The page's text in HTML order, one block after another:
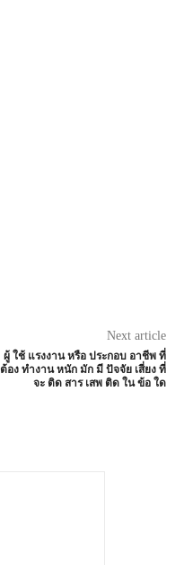
Next article
ผู้ ใช้ แรงงาน หรือ ประกอบ อาชีพ ที่
ต้อง ทำงาน หนัก มัก มี ปัจจัย เสี่ยง ที่
จะ ติด สาร เสพ ติด ใน ข้อ ใด